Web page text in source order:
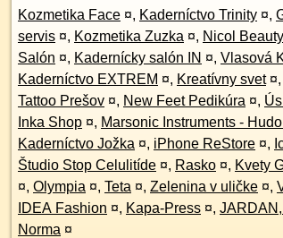
Kozmetika Face ¤, Kaderníctvo Trinity ¤,
servis ¤, Kozmetika Zuzka ¤, Nicol Beauty
Salón ¤, Kadernícky salón IN ¤, Vlasová
Kaderníctvo EXTREM ¤, Kreatívny svet ¤,
Tattoo Prešov ¤, New Feet Pedikúra ¤,
Inka Shop ¤, Marsonic Instruments -
Kaderníctvo Jožka ¤, iPhone ReStore ¤,
Študio Stop Celulitíde ¤, Rasko ¤, Kvety
¤, Olympia ¤, Teta ¤, Zelenina v uličke ¤,
IDEA Fashion ¤, Kapa-Press ¤, JARDAN,
Norma ¤